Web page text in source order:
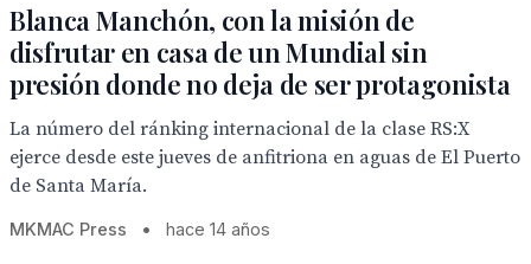
Blanca Manchón, con la misión de
disfrutar en casa de un Mundial sin
presión donde no deja de ser protagonista
La número del ránking internacional de la clase RS:X
ejerce desde este jueves de anfitriona en aguas de El Puerto
de Santa María.
MKMAC Press • hace 14 años